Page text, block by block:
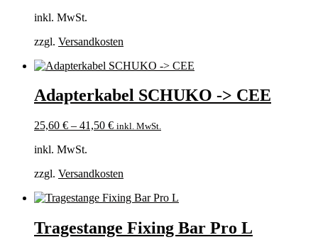
inkl. MwSt.
zzgl. Versandkosten
Adapterkabel SCHUKO -> CEE
25,60 € – 41,50 € inkl. MwSt.
inkl. MwSt.
zzgl. Versandkosten
Tragestange Fixing Bar Pro L